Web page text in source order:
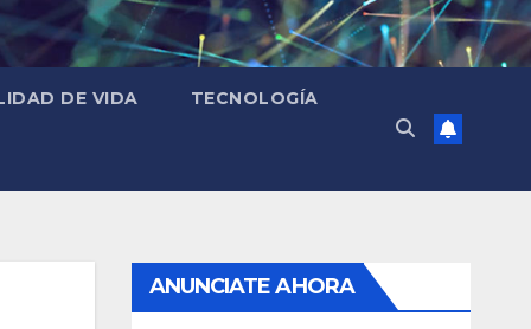
DE VIDA TECNOLOGÍA
ANUNCIATE AHORA